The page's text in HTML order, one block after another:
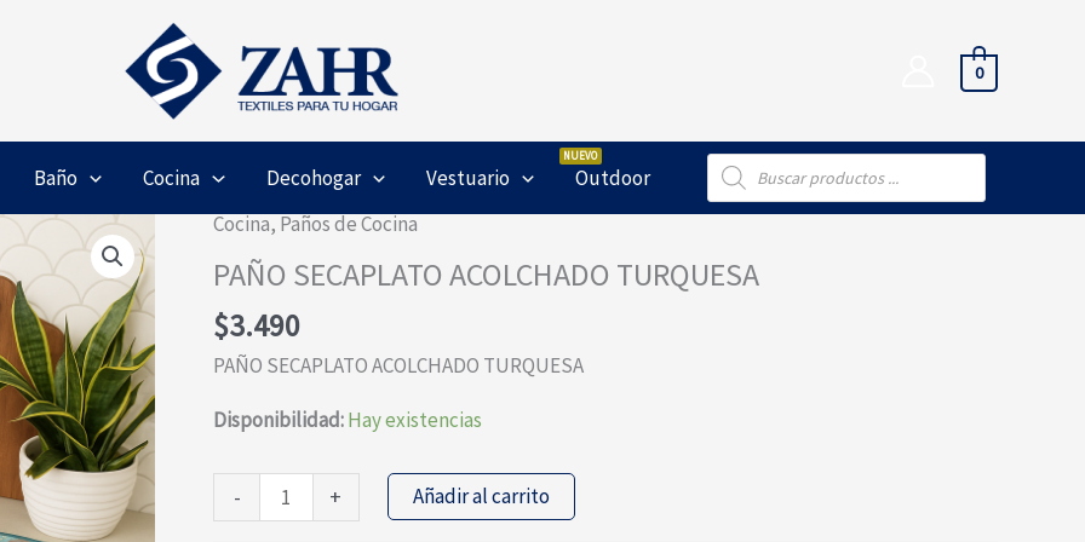
0
Baño Cocina Decohogar Vestuario Outdoor
Búsqueda
de
productos
Cocina, Paños de Cocina
PAÑO SECAPLATO ACOLCHADO TURQUESA
$3.490
PAÑO SECAPLATO ACOLCHADO TURQUESA
Disponibilidad:Hay existencias
-
SECAPLATO
+ Añadir al carrito